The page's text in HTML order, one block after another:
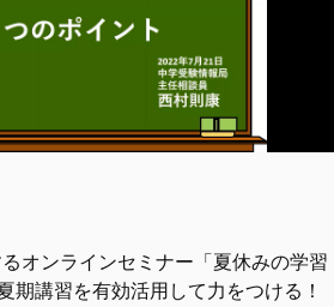
オンラインセミナー「夏休みの学習
期講習を有効活用して力をつける！